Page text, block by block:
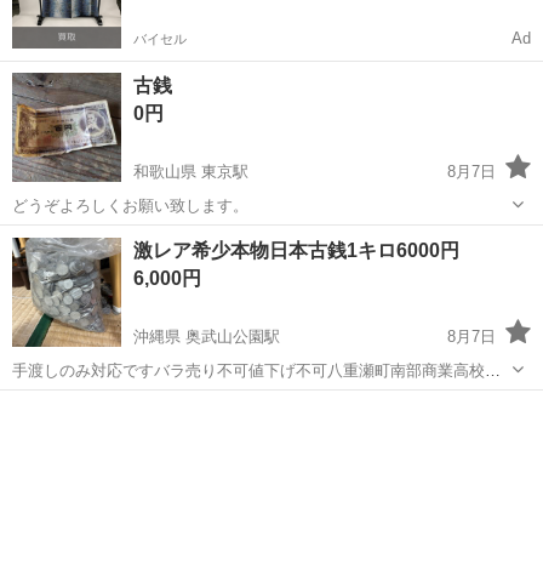
バイセル Ad
古銭
0円
和歌山県 東京駅
8月7日
どうぞよろしくお願い致します。
和歌山 橋本市 東京駅 その他
激レア希少本物日本古銭1キロ6000円
6,000円
沖縄県 奥武山公園駅
8月7日
手渡しのみ対応ですバラ売り不可値下げ不可八重瀬町南部商業高校前
か那覇バスターミナルで手渡し出来ますまとめ買い3キロ15000円です